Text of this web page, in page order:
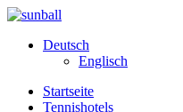
Deutsch
Englisch
Startseite
Tennishotels